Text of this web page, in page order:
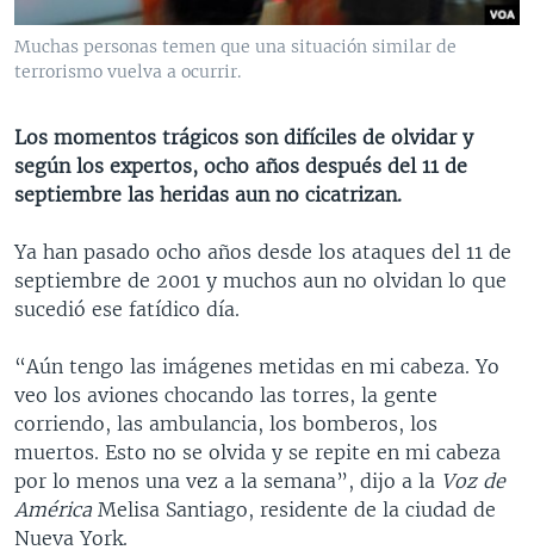
VENEZUELA
BRASIL
NICARAGUA
ECONOMÍA
ENTRETENIMIENTO Y CULTURA
DEPORTES
CIENCIA Y SALUD
MULTIMEDIA
VIDEOS
AUDIOS
PROGRAMAS TV
FORO INTERAMERICANO
VISIÓN 360
PANORAMA
AVANCE INFORMATIVO
AUDIONOTICIAS
ESTADOS UNIDOS AL DÍA
EL MUNDO AL DÍA [RADIO]
FORO [RADIO]
DEPORTIVO INTERNACIONAL
NOTA ECONÓMICA
ENTRETENIMIENTO
DIRECT
DOCUMENTALES DE LA VOA
Learning English
SÍGANOS
Idiomas
Muchas personas temen que una situación similar de
terrorismo vuelva a ocurrir.
Los momentos trágicos son difíciles de olvidar y
según los expertos, ocho años después del 11 de
septiembre las heridas aun no cicatrizan.
Ya han pasado ocho años desde los ataques del 11 de
septiembre de 2001 y muchos aun no olvidan lo que
sucedió ese fatídico día.
“Aún tengo las imágenes metidas en mi cabeza. Yo
veo los aviones chocando las torres, la gente
corriendo, las ambulancia, los bomberos, los
muertos. Esto no se olvida y se repite en mi cabeza
por lo menos una vez a la semana”, dijo a la Voz de
AméricaMelisa Santiago, residente de la ciudad de
Nueva York.